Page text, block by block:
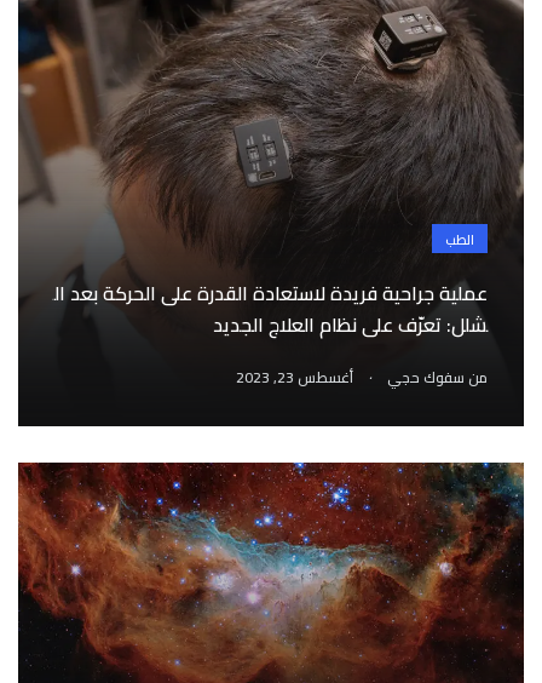
الطب
عملية جراحية فريدة لاستعادة القدرة على الحركة بعد ال
شلل: تعرّف على نظام العلاج الجديد
من سفوك حجي . أغسطس 23, 2023